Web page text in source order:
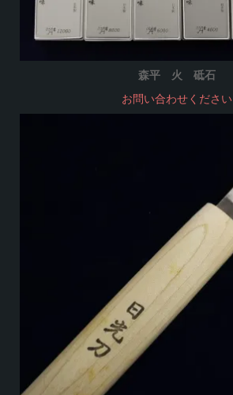
森平 火 砥石
お問い合わせください